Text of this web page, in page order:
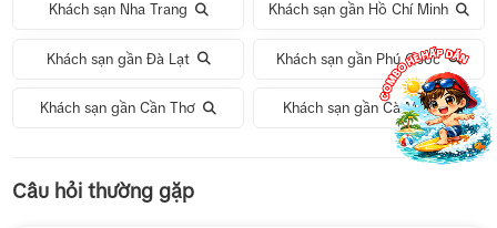
Khách sạn Nha Trang Khách sạn gần Hồ Chí Minh
Khách sạn gần Đà Lạt Khách sạn gần Phú Quốc
Khách sạn gần Cần Thơ Khách sạn gần Cà Mau
Tour 5N4Đ Hà Nội – Bali – Hà Nội
Câu hỏi thường gặp